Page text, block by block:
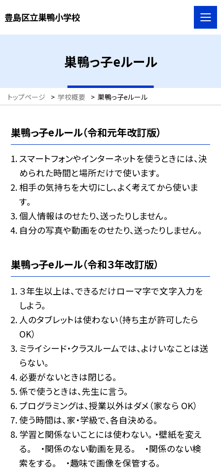
豊島区立巣鴨小学校
巣鴨っ子eルール
トップページ > 学校概要 > 巣鴨っ子eルール
巣鴨っ子eルール（令和元年改訂版）
スマートフォンやインターネットを使うときには、決
められた時間と場所だけで使います。
相手の気持ちを大切にし、よく考えてから使いま
す。
個人情報はのせたり、送ったりしません。
自分の写真や動画をのせたり、送ったりしません。
巣鴨っ子eルール（令和３年改訂版）
３年生以上は、できるだけローマ字で文字入力を
しよう。
人のタブレットは使わない（持ち主が許可したら
OK）
ミライシード・クラスルームでは、よけいなことは送
らない。
必要がないときは閉じる。
係で使うときは、先生に言う。
プログラミングは、授業以外はダメ（家なら OK）
使う時間は、家・学級で、各自決める。
学習と関係ないことには使わない。 ・壁紙を変え
る。 ・関係のない動画を見る。 ・関係のない検
索をする。 ・趣味で画像を保管する。